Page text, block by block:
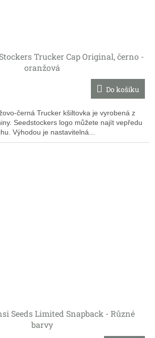
Trucker Cap Original, černo -
oranžová
Do košíku
černá Trucker kšiltovka je vyrobená z
Seedstockers logo můžete najít vepředu
Výhodou je nastavitelná...
Seeds Limited Snapback - Různé
barvy